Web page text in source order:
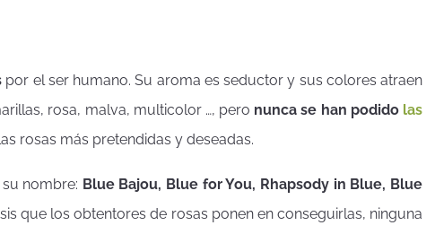
por el ser humano. Su aroma es seductor y sus colores atraen
rosa, malva, multicolor …, pero nunca se han podido las
rosas más pretendidas y deseadas.
nombre: Blue Bajou, Blue for You, Rhapsody in Blue, Blue
que los obtentores de rosas ponen en conseguirlas, ninguna